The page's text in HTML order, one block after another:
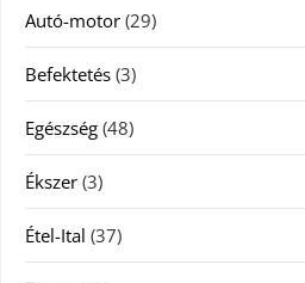
Autó-motor (29)
Befektetés (3)
Egészség (48)
Ékszer (3)
Étel-Ital (37)